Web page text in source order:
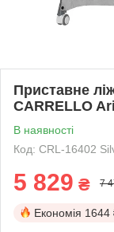
Приставне
CARRELLO
В наявності
Код: CRL-16402
5 829 ₴ 7
Економія 1644